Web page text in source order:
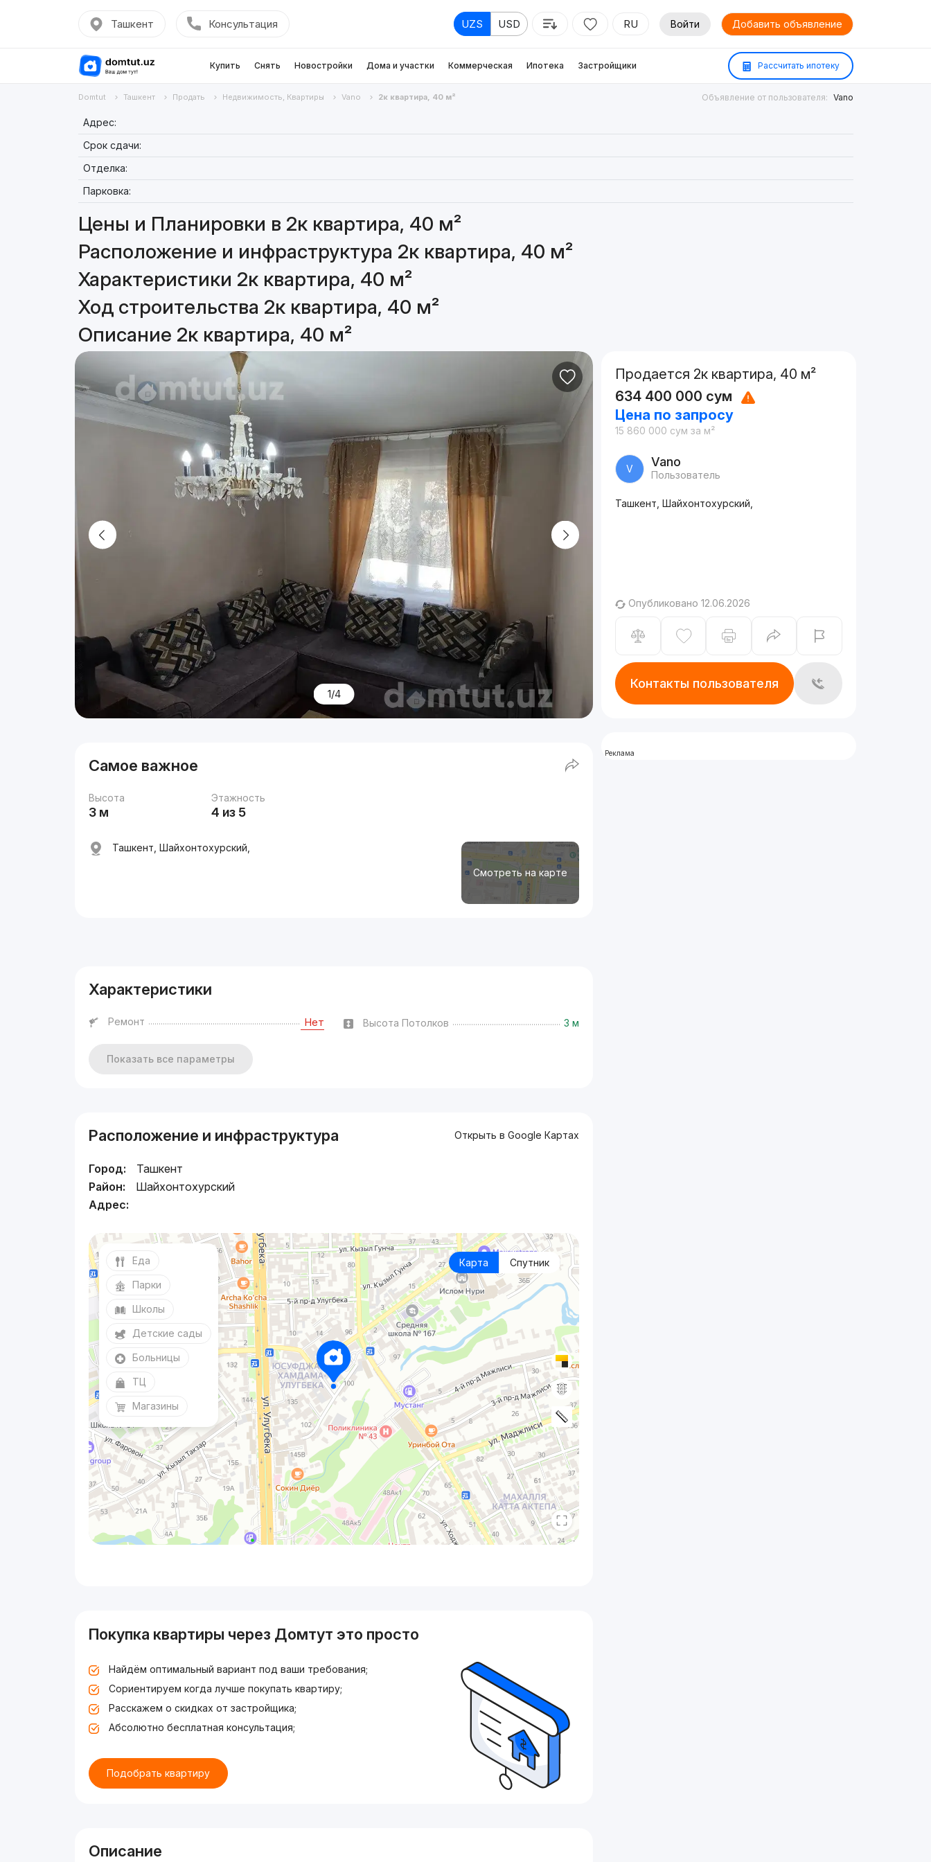
Ташкент Консультация UZS USD RU Войти Добавить объявление
Купить Снять Новостройки Дома и участки Коммерческая Ипотека Застройщики Рассчитать ипотеку
Domtut Ташкент Продать Недвижимость, Квартиры Vano 2к квартира, 40 м² Объявление от пользователя: Vano
Адрес:
Срок сдачи:
Отделка:
Парковка:
Цены и Планировки в 2к квартира, 40 м²
Расположение и инфраструктура 2к квартира, 40 м²
Характеристики 2к квартира, 40 м²
Ход строительства 2к квартира, 40 м²
Описание 2к квартира, 40 м²
1/4
Самое важное
Высота
3 м
Этажность
4 из 5
Смотреть на карте
Ташкент, Шайхонтохурский,
Характеристики
Ремонт Нет Высота Потолков 3 м
Показать все параметры
Расположение и инфраструктура Открыть в Google Картах
Город:
Ташкент
Район:
Шайхонтохурский
Адрес:
Карта Спутник
Еда
Парки
Школы
Детские сады
Больницы
ТЦ
Магазины
Покупка квартиры через Домтут это просто
Найдём оптимальный вариант под ваши требования;
Сориентируем когда лучше покупать квартиру;
Расскажем о скидках от застройщика;
Абсолютно бесплатная консультация;
Подобрать квартиру
Описание
Продается 2к квартира, 40 м²
634 400 000 сум
Цена по запросу
15 860 000 сум за м²
V Vano
Пользователь
Ташкент, Шайхонтохурский,
Опубликовано 12.06.2026
Контакты пользователя
Реклама